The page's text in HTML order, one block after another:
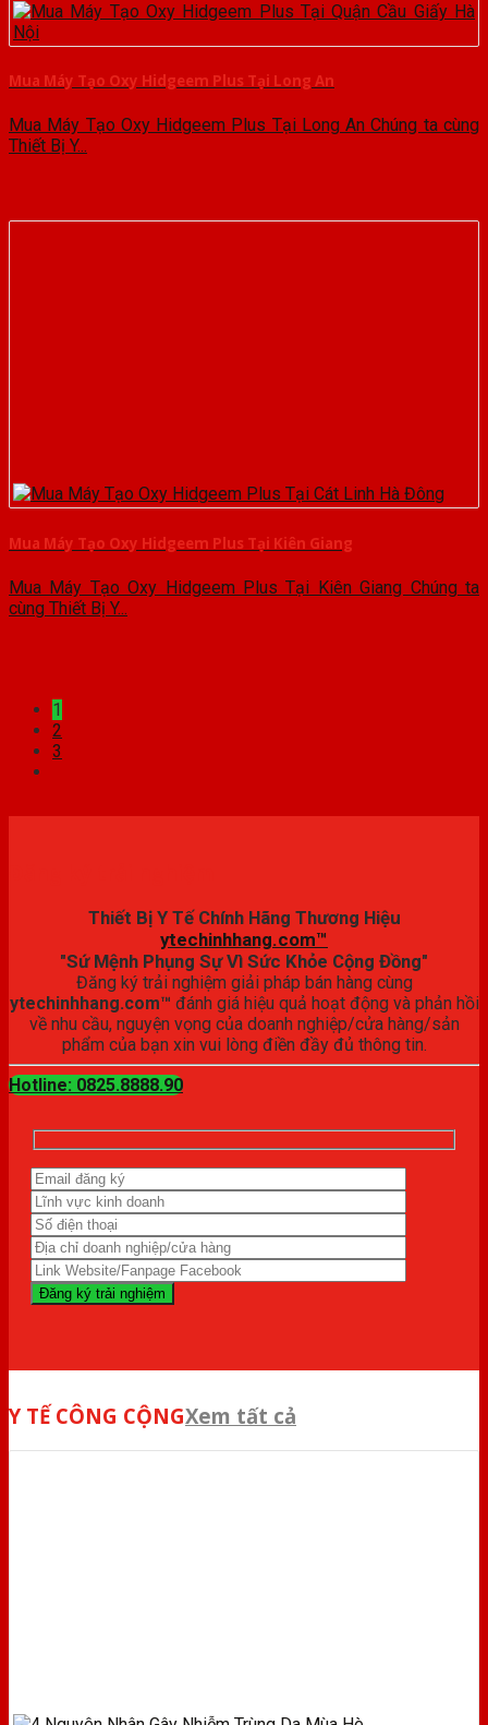
Mua Máy Tạo Oxy Hidgeem Plus Tại Long An
Mua Máy Tạo Oxy Hidgeem Plus Tại Long An Chúng ta cùng
Thiết Bị Y...
Mua Máy Tạo Oxy Hidgeem Plus Tại Kiên Giang
Mua Máy Tạo Oxy Hidgeem Plus Tại Kiên Giang Chúng ta
cùng Thiết Bị Y...
1
2
3
Thiết Bị Y Tế Chính Hãng Thương Hiệu
ytechinhhang.com™
"Sứ Mệnh Phụng Sự Vì Sức Khỏe Cộng Đồng"
Đăng ký trải nghiệm giải pháp bán hàng cùng
ytechinhhang.com™ đánh giá hiệu quả hoạt động và phản hồi
về nhu cầu, nguyện vọng của doanh nghiệp/cửa hàng/sản
phẩm của bạn xin vui lòng điền đầy đủ thông tin.
Hotline: 0825.8888.90
Y TẾ CÔNG CỘNGXem tất cả